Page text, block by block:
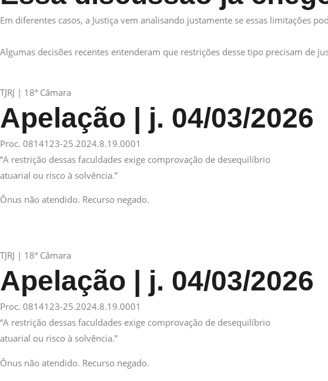
Em diferentes casos, a Justiça vem analisando justamente se essas limitações
Algumas decisões recentes entenderam que restrições desse tipo precisam de
TJRJ | 18ª Câmara
Apelação | j. 04/03/2026
Proc. 0814123-25.2024.8.19.0001
“A restrição dessas faculdades exige comprovação de desequilíbrio
atuarial ou risco à solvência.”
Ônus não atendido. Recurso negado.
TJRJ | 18ª Câmara
Apelação | j. 04/03/2026
Proc. 0814123-25.2024.8.19.0001
“A restrição dessas faculdades exige comprovação de desequilíbrio
atuarial ou risco à solvência.”
Ônus não atendido. Recurso negado.